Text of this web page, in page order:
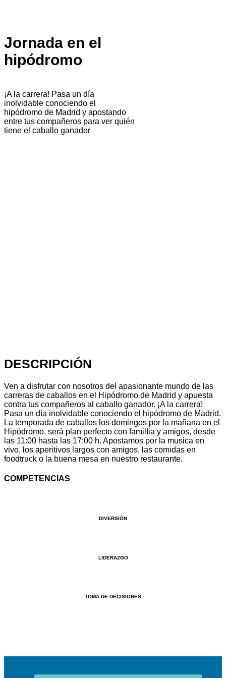
Jornada en el
hipódromo
¡A la carrera! Pasa un día
inolvidable conociendo el
hipódromo de Madrid y apostando
entre tus compañeros para ver quién
tiene el caballo ganador
DESCRIPCIÓN
Ven a disfrutar con nosotros del apasionante mundo de las
carreras de caballos en el Hipódromo de Madrid y apuesta
contra tus compañeros al caballo ganador. ¡A la carrera!
Pasa un día inolvidable conociendo el hipódromo de Madrid.
La temporada de caballos los domingos por la mañana en el
Hipódromo, será plan perfecto con familIia y amigos, desde
las 11:00 hasta las 17:00 h. Apostamos por la musica en
vivo, los aperitivos largos con amigos, las comidas en
foodtruck o la buena mesa en nuestro restaurante.
COMPETENCIAS
DIVERSIÓN
LIDERAZGO
TOMA DE DECISIONES